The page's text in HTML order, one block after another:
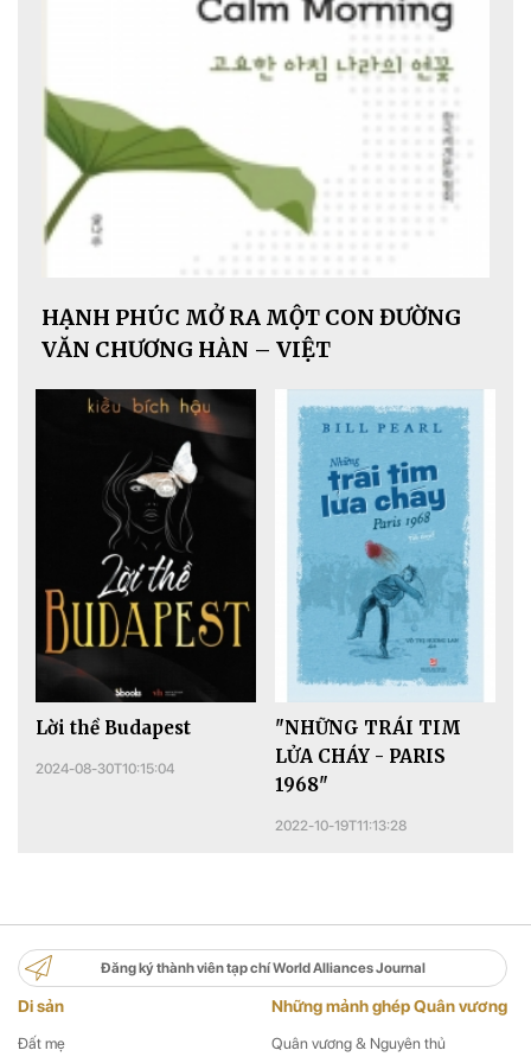
HẠNH PHÚC MỞ RA MỘT CON ĐƯỜNG
VĂN CHƯƠNG HÀN – VIỆT
Lời thề Budapest
2024-08-30T10:15:04
"NHỮNG TRÁI TIM
LỬA CHÁY - PARIS
1968"
2022-10-19T11:13:28
Di sản
Đất mẹ
Những mảnh ghép Quân vương
Quân vương & Nguyên thủ
Đăng ký thành viên tạp chí World Alliances Journal